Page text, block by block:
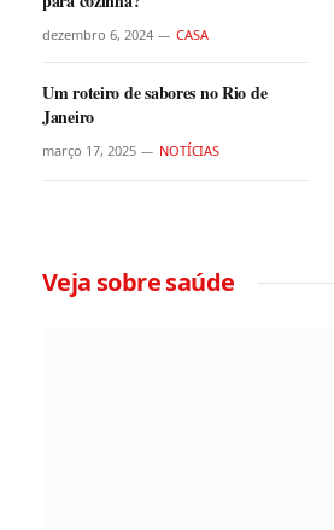
dezembro 6, 2024 CASA
Um roteiro de sabores no Rio de
Janeiro
março 17, 2025 NOTÍCIAS
Veja sobre saúde